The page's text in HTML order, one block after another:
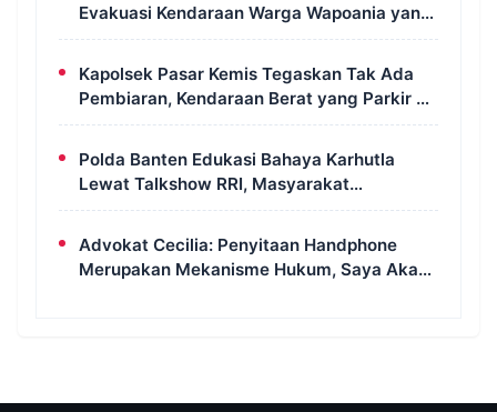
Evakuasi Kendaraan Warga Wapoania yang
Terperosok ke Jurang
Kapolsek Pasar Kemis Tegaskan Tak Ada
Pembiaran, Kendaraan Berat yang Parkir di
Bahu Jalan Langsung Ditertibkan
Polda Banten Edukasi Bahaya Karhutla
Lewat Talkshow RRI, Masyarakat
Diingatkan Ancaman Pidana Pembakaran
Advokat Cecilia: Penyitaan Handphone
Merupakan Mekanisme Hukum, Saya Akan